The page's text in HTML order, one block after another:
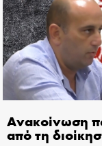
Ανακοίνωση
από τη